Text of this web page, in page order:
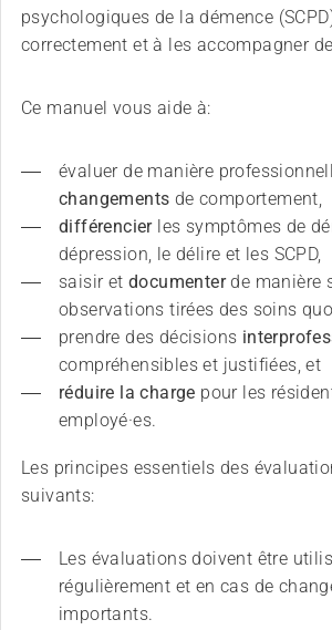
psychologiques de la démence
correctement et à les accompagner
Ce manuel vous aide à:
changements de comportement,
différencier les symptômes de
dépression, le délire et les SCPD,
saisir et documenter de manière
observations tirées des soins
prendre des décisions
compréhensibles et justifiées, et
réduire la charge pour les
employé·es.
Les principes essentiels des
suivants:
Les évaluations doivent être
régulièrement et en cas de
importants.